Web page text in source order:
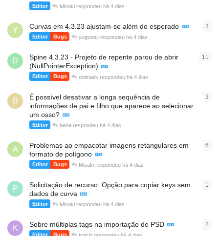
Editor Misaki respondeu há 4 dias
Y Curvas em 4.3.23 ajustam-se além do esperado
Editor Bugs yugutou respondeu há 4 dias
3
D
Spine 4.3.23 - Projeto de repente parou de abrir
(NullPointerException)
Editor Bugs dolmatik respondeu há 4 dias
11
B
É possível desativar a longa sequência de
informações de pai e filho que aparece ao selecionar
um osso?
Editor bena respondeu há 4 dias
3
A
Problemas ao empacotar imagens retangulares em
formato de polígono
Editor Bugs Misaki respondeu há 4 dias
6
P
Solicitação de recurso: Opção para copiar keys sem
dados de curva
Editor Misaki respondeu há 4 dias
1
K Sobre múltiplas tags na importação de PSD
Editor Bugs
2